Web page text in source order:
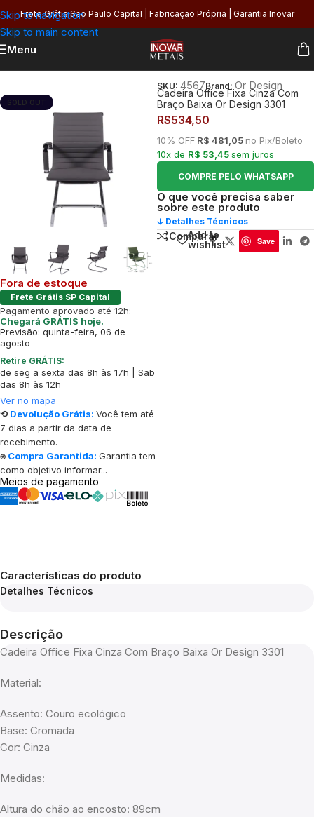
Skip to navigation
Skip to main content
Frete Grátis São Paulo Capital | Fabricação Própria | Garantia Inovar
Menu
SOLD OUT
Fora de estoque
Frete Grátis SP Capital
Pagamento aprovado até 12h:
Chegará GRÁTIS hoje.
Previsão: quinta-feira, 06 de
agosto
Retire GRÁTIS:
de seg a sexta das 8h às 17h | Sab
das 8h às 12h
Ver no mapa
⟲ Devolução Grátis: Você tem até
7 dias a partir da data de
recebimento.
⍟ Compra Garantida: Garantia tem
como objetivo informar...
Meios de pagamento
SKU: 4567Brand: Or Design
Cadeira Office Fixa Cinza Com
Braço Baixa Or Design 3301
R$534,50
10% OFF R$ 481,05 no Pix/Boleto
10x de R$ 53,45sem juros
COMPRE PELO WHATSAPP
O que você precisa saber
sobre este produto
🡣 Detalhes Técnicos
Comparar
Add to
wishlist
Save
Características do produto
Detalhes Técnicos
Descrição
Cadeira Office Fixa Cinza Com Braço Baixa Or Design 3301
Material:
Assento: Couro ecológico
Base: Cromada
Cor: Cinza
Medidas:
Altura do chão ao encosto: 89cm